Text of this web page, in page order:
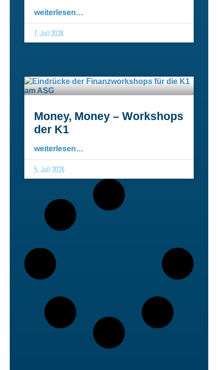
weiterlesen…
7. Juli 2026
Money, Money – Workshops
der K1
weiterlesen…
5. Juli 2026